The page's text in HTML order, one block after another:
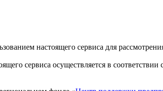
настоящего сервиса для
сервиса осуществляется в